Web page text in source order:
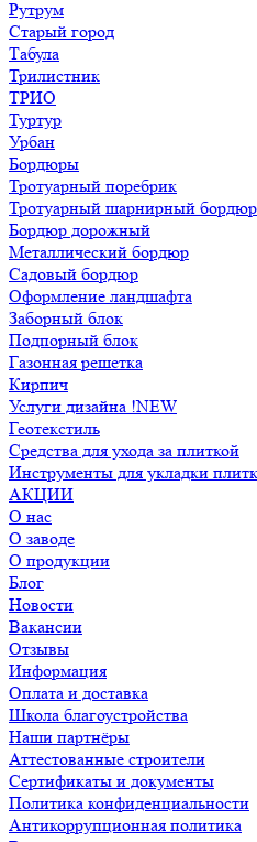
Рутрум
Старый город
Табула
Трилистник
ТРИО
Туртур
Урбан
Бордюры
Тротуарный поребрик
Тротуарный шарнирный бордюр
Бордюр дорожный
Металлический бордюр
Садовый бордюр
Оформление ландшафта
Заборный блок
Подпорный блок
Газонная решетка
Кирпич
Услуги дизайна !NEW
Геотекстиль
Средства для ухода за плиткой
Инструменты для укладки
АКЦИИ
О нас
О заводе
О продукции
Блог
Новости
Вакансии
Отзывы
Информация
Оплата и доставка
Школа благоустройства
Наши партнёры
Аттестованные строители
Сертификаты и документы
Политика конфиденциальности
Антикоррупционная политика